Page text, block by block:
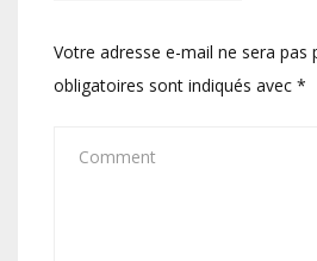
Votre adresse e-mail ne sera pas
obligatoires sont indiqués avec *